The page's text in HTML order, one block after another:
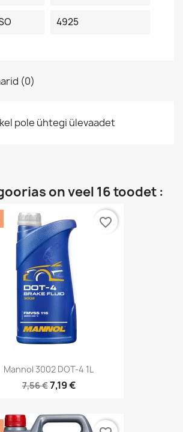
4925
(0)
pole ühtegi ülevaadet
on veel 16 toodet :
Mannol 3002 DOT-4 1L
7,56 €7,19 €
favorite_border